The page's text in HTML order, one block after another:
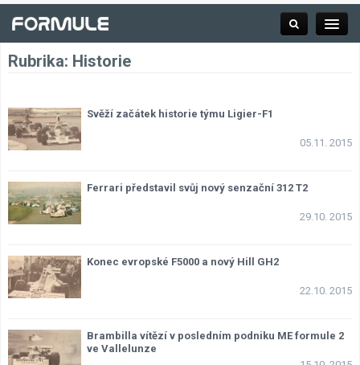
Týmy a jezdci F1
Okruhy F1
Rubrika: Historie
Svěží začátek historie týmu Ligier-F1
05.11. 2015
Ferrari představil svůj nový senzační 312 T2
29.10. 2015
Konec evropské F5000 a nový Hill GH2
22.10. 2015
Brambilla vítězí v posledním podniku ME formule 2
ve Vallelunze